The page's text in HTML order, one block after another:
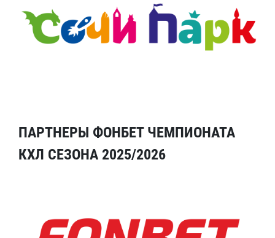
ПАРТНЕРЫ ФОНБЕТ ЧЕМПИОНАТА
КХЛ СЕЗОНА 2025/2026